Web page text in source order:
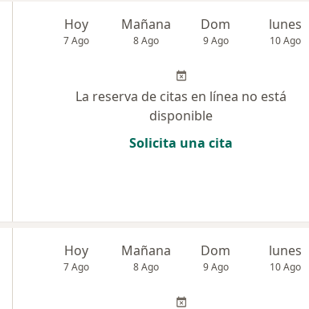
Hoy
7 Ago
Mañana
8 Ago
Dom
9 Ago
lunes
10 Ago
La reserva de citas en línea no está
disponible
Solicita una cita
Hoy
7 Ago
Mañana
8 Ago
Dom
9 Ago
lunes
10 Ago